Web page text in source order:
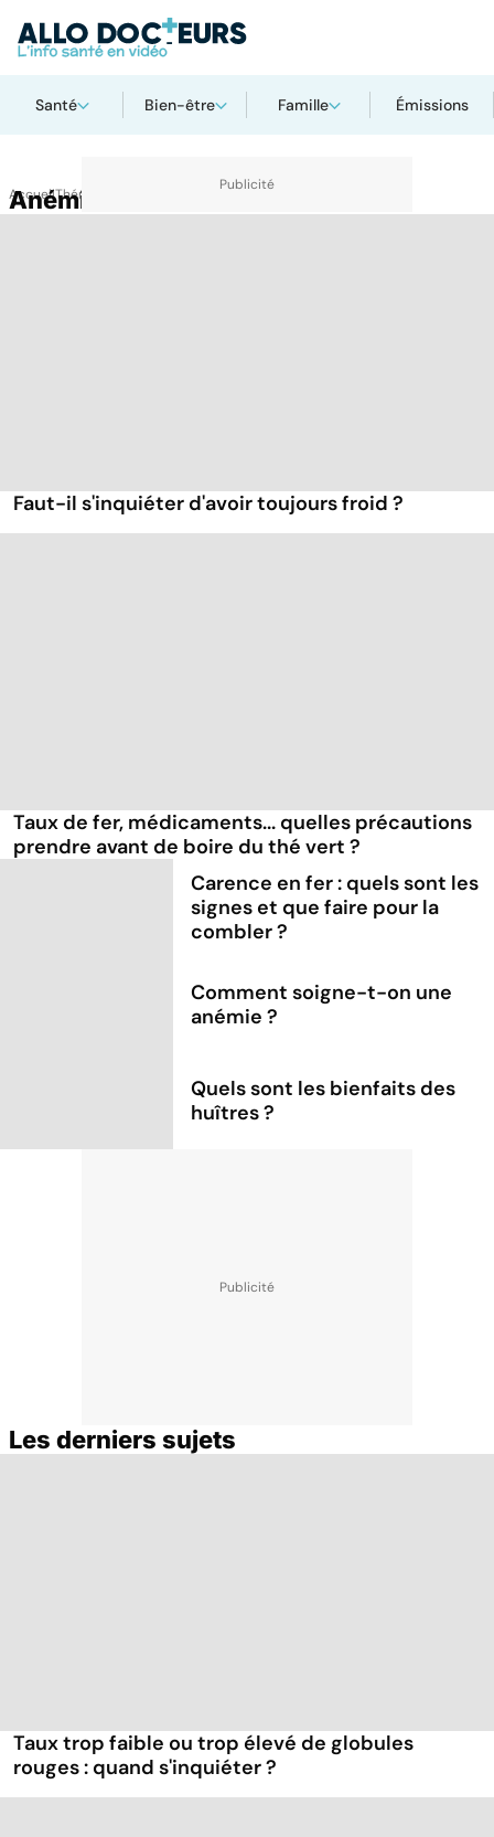
Santé Bien-être Famille Émissions
AccueilThématiques
Anémie
Faut-il s'inquiéter d'avoir toujours froid ?
Taux de fer, médicaments... quelles précautions
prendre avant de boire du thé vert ?
Carence en fer : quels sont les
signes et que faire pour la
combler ?
Comment soigne-t-on une
anémie ?
Quels sont les bienfaits des
huîtres ?
Les derniers sujets
Taux trop faible ou trop élevé de globules
rouges : quand s'inquiéter ?